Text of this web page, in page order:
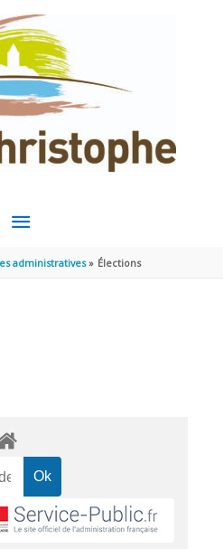
MENU
PRINCIPAL
administratives Élections